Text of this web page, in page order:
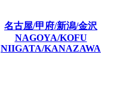
名古屋/甲府/新潟/金沢
NAGOYA/KOFU
NIIGATA/KANAZAWA